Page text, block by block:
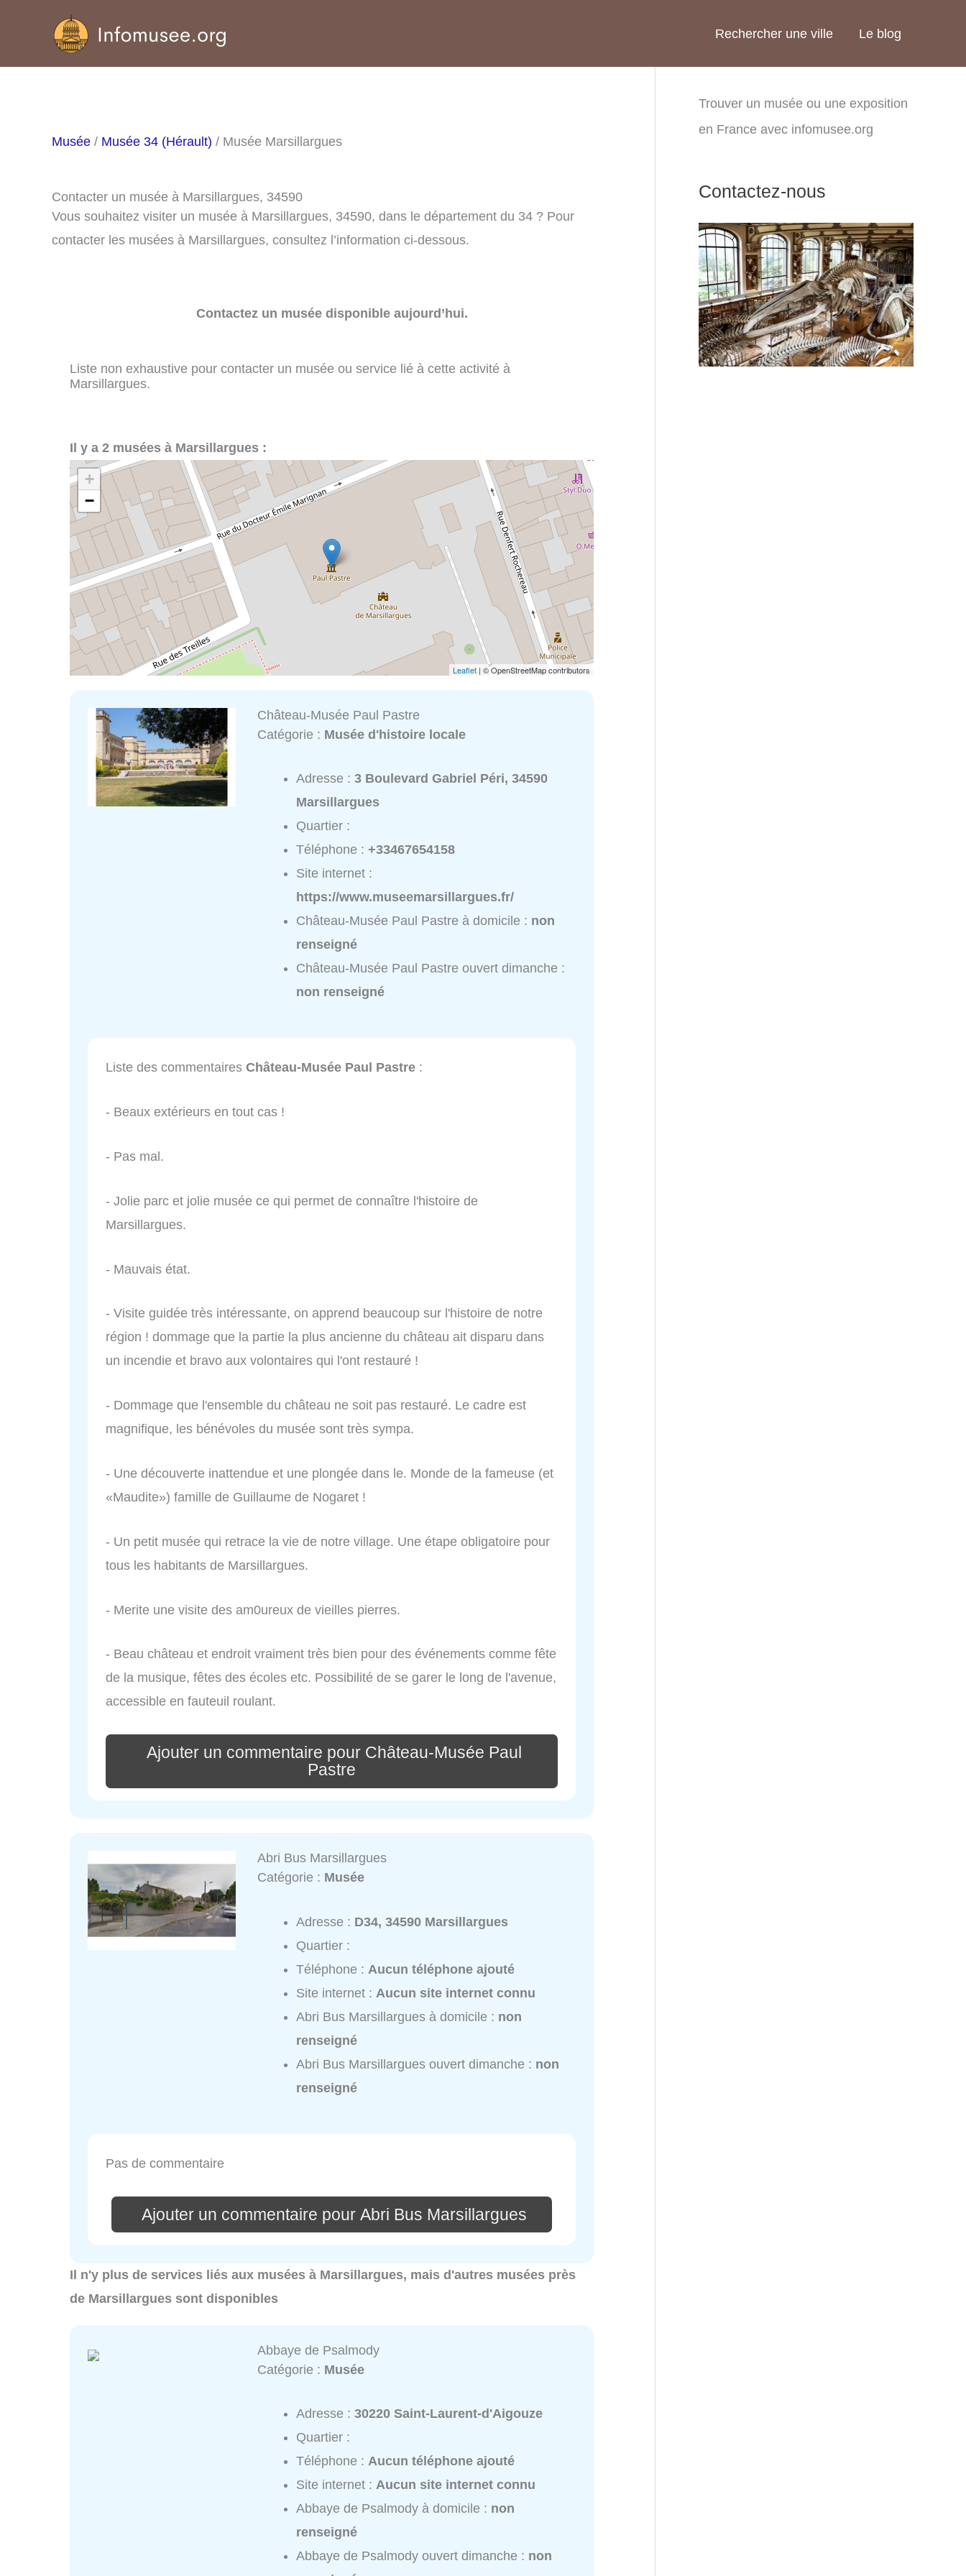
Rechercher une ville Le blog
Musée / Musée 34 (Hérault) / Musée Marsillargues
Contacter un musée à Marsillargues, 34590
Vous souhaitez visiter un musée à Marsillargues, 34590, dans le département du 34 ? Pour
contacter les musées à Marsillargues, consultez l’information ci-dessous.
Contactez un musée disponible aujourd’hui.
Liste non exhaustive pour contacter un musée ou service lié à cette activité à
Marsillargues.
Il y a 2 musées à Marsillargues :
+
−
Leaflet | © OpenStreetMap contributors
Château-Musée Paul Pastre
Catégorie : Musée d'histoire locale
Adresse :3 Boulevard Gabriel Péri, 34590
Marsillargues
Quartier :
Téléphone :+33467654158
Site internet :
https://www.museemarsillargues.fr/
Château-Musée Paul Pastre à domicile : non
renseigné
Château-Musée Paul Pastre ouvert dimanche :
non renseigné
Liste des commentaires Château-Musée Paul Pastre :
- Beaux extérieurs en tout cas !
- Pas mal.
- Jolie parc et jolie musée ce qui permet de connaître l'histoire de
Marsillargues.
- Mauvais état.
- Visite guidée très intéressante, on apprend beaucoup sur l'histoire de notre
région ! dommage que la partie la plus ancienne du château ait disparu dans
un incendie et bravo aux volontaires qui l'ont restauré !
- Dommage que l'ensemble du château ne soit pas restauré. Le cadre est
magnifique, les bénévoles du musée sont très sympa.
- Une découverte inattendue et une plongée dans le. Monde de la fameuse (et
«Maudite») famille de Guillaume de Nogaret !
- Un petit musée qui retrace la vie de notre village. Une étape obligatoire pour
tous les habitants de Marsillargues.
- Merite une visite des am0ureux de vieilles pierres.
- Beau château et endroit vraiment très bien pour des événements comme fête
de la musique, fêtes des écoles etc. Possibilité de se garer le long de l'avenue,
accessible en fauteuil roulant.
Ajouter un commentaire pour Château-Musée Paul
Pastre
Abri Bus Marsillargues
Catégorie : Musée
Adresse : D34, 34590 Marsillargues
Quartier :
Téléphone :Aucun téléphone ajouté
Site internet :Aucun site internet connu
Abri Bus Marsillargues à domicile : non
renseigné
Abri Bus Marsillargues ouvert dimanche : non
renseigné
Pas de commentaire
Ajouter un commentaire pour Abri Bus Marsillargues
Il n'y plus de services liés aux musées à Marsillargues, mais d'autres musées près
de Marsillargues sont disponibles
Abbaye de Psalmody
Catégorie : Musée
Adresse :30220 Saint-Laurent-d'Aigouze
Quartier :
Téléphone :Aucun téléphone ajouté
Site internet :Aucun site internet connu
Abbaye de Psalmody à domicile : non
renseigné
Abbaye de Psalmody ouvert dimanche : non
Trouver un musée ou une exposition
en France avec infomusee.org
Contactez-nous